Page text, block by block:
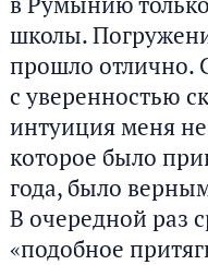
школы.
прошло отлично.
с уверенностью
интуиция меня
которое было
года, было
В очередной раз
«подобное